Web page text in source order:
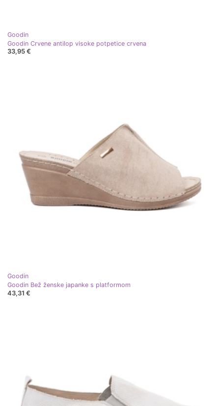
Goodin
Goodin Crvene antilop visoke potpetice crvena
33,95 €
Goodin
Goodin Bež ženske japanke s platformom
43,31 €